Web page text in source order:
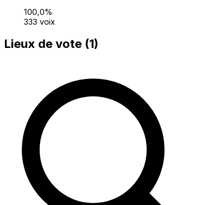
100,0%
333 voix
Lieux de vote (1)